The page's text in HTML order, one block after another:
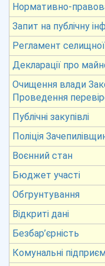
Нормативно-
Запит на публічну
Регламент
Декларації про
Очищення влади
Проведення
Публічні закупівлі
Поліція
Воєнний стан
Бюджет участі
Обгрунтування
Відкриті дані
Безбар’єрність
Комунальні